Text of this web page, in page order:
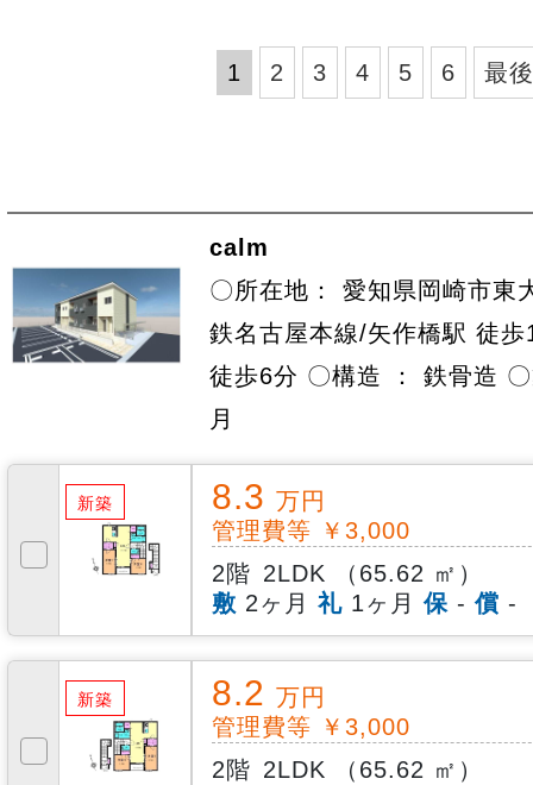
1 2 3 4 5 6 最後
calm
〇所在地： 愛知県岡崎市東
鉄名古屋本線/矢作橋駅 徒
徒歩6分 〇構造 ： 鉄骨造
月
新築 8.3万円
管理費等 ￥3,000
2階 2LDK （65.62 ㎡）
敷 2ヶ月 礼 1ヶ月 保 - 償 -
新築 8.2万円
管理費等 ￥3,000
2階 2LDK （65.62 ㎡）